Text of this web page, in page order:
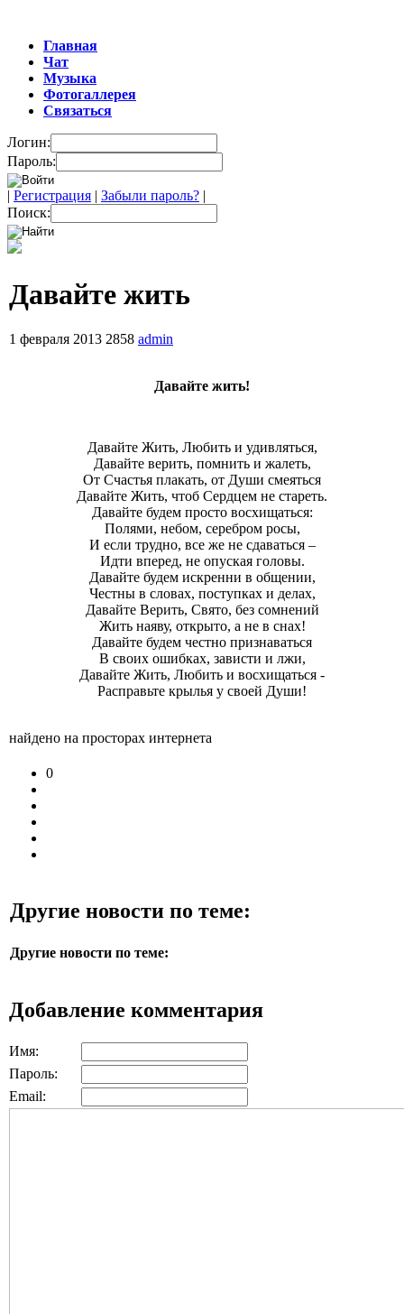
Главная
Чат
Музыка
Фотогаллерея
Связаться
Логин:
Пароль:
| Регистрация | Забыли пароль? |
Поиск:
Давайте жить
1 февраля 2013 2858 admin
Давайте жить!
Давайте Жить, Любить и удивляться,
Давайте верить, помнить и жалеть,
От Счастья плакать, от Души смеяться
Давайте Жить, чтоб Сердцем не стареть.
Давайте будем просто восхищаться:
Полями, небом, серебром росы,
И если трудно, все же не сдаваться –
Идти вперед, не опуская головы.
Давайте будем искренни в общении,
Честны в словах, поступках и делах,
Давайте Верить, Свято, без сомнений
Жить наяву, открыто, а не в снах!
Давайте будем честно признаваться
В своих ошибках, зависти и лжи,
Давайте Жить, Любить и восхищаться -
Расправьте крылья у своей Души!
найдено на просторах интернета
0
Другие новости по теме:
Другие новости по теме:
Добавление комментария
Имя:
Пароль:
Email: